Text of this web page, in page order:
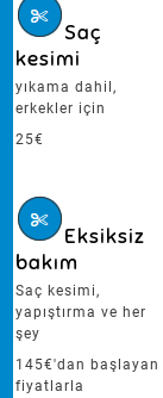
Saç
kesimi
yıkama dahil,
erkekler için
25€
Eksiksiz
bakım
Saç kesimi,
yapıştırma ve her
şey
145€'dan başlayan
fiyatlarla